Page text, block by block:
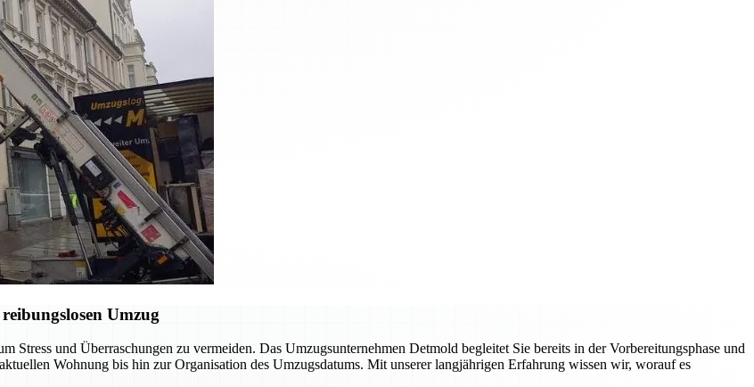
Umzug
und Überraschungen zu vermeiden. Das Umzugsunternehmen Detmold begleitet Sie bereits in der Vorbereitungsphase und
Wohnung bis hin zur Organisation des Umzugsdatums. Mit unserer langjährigen Erfahrung wissen wir, worauf es